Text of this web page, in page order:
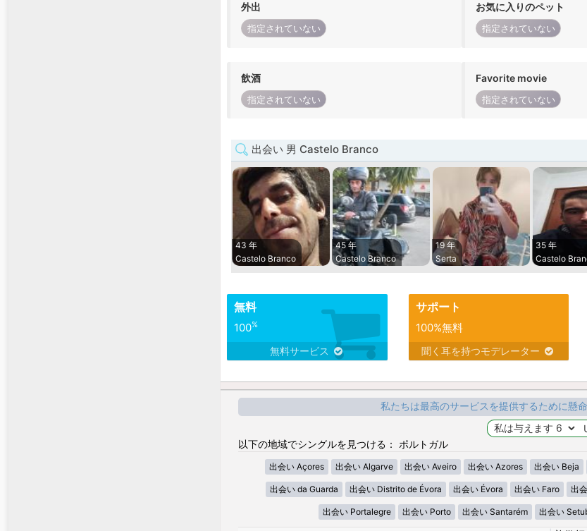
外出
指定されていない
お気に入りのペット
指定されていない
飲酒
指定されていない
Favorite movie
指定されていない
出会い 男 Castelo Branco
43 年
Castelo Branco
45 年
Castelo Branco
19 年
Serta
35 年
Castelo
無料
100%
無料サービス
サポート
100%無料
聞く耳を持つモデレーター
私たちは最高のサービスを提供するために懸
以下の地域でシングルを見つける： ポルトガル
出会い Açores 出会い Algarve 出会い Aveiro 出会い Azores 出会い Beja
出会い da Guarda 出会い Distrito de Évora 出会い Évora 出会い Faro 出
出会い Portalegre 出会い Porto 出会い Santarém 出会い